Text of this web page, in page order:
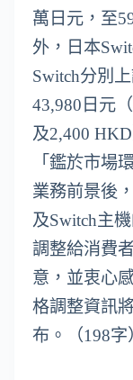
萬日元，至
外，日本
Switch分別
43,980日元
及2,400
「鑑於市場
業務前景後
及Switch主
調整給消費
意，並衷心
格調整資訊
布。（198字